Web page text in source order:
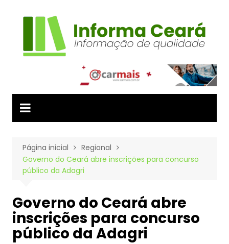
Página inicial
Regional
Governo do Ceará abre inscrições para concurso
público da Adagri
Governo do Ceará abre
inscrições para concurso
público da Adagri